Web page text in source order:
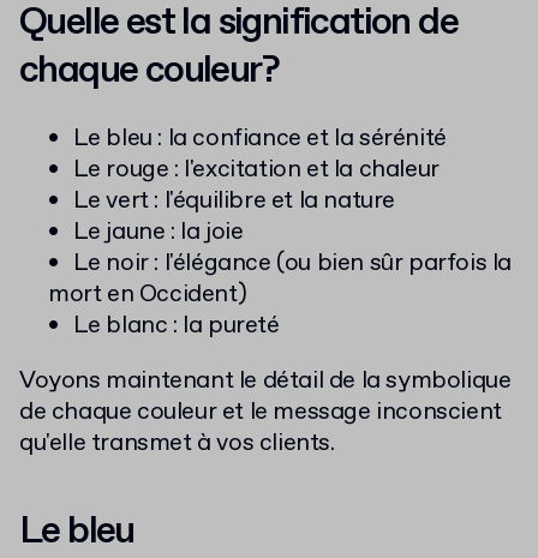
Quelle est la signification de
chaque couleur?
Le bleu : la confiance et la sérénité
Le rouge : l'excitation et la chaleur
Le vert : l'équilibre et la nature
Le jaune : la joie
Le noir : l'élégance (ou bien sûr parfois la
mort en Occident)
Le blanc : la pureté
Voyons maintenant le détail de la symbolique
de chaque couleur et le message inconscient
qu'elle transmet à vos clients.
Le bleu